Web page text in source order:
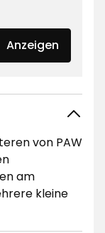
Anzeigen
von PAW
am
kleine